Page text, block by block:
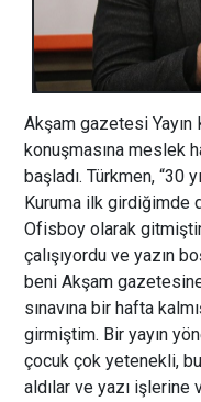
Akşam gazetesi Yayın
konuşmasına meslek
başladı. Türkmen, “30
Kuruma ilk girdiğimde
Ofisboy olarak
çalışıyordu ve yazın
beni Akşam
sınavına bir hafta
girmiştim. Bir yayın
çocuk çok yetenekli,
aldılar ve yazı işlerine